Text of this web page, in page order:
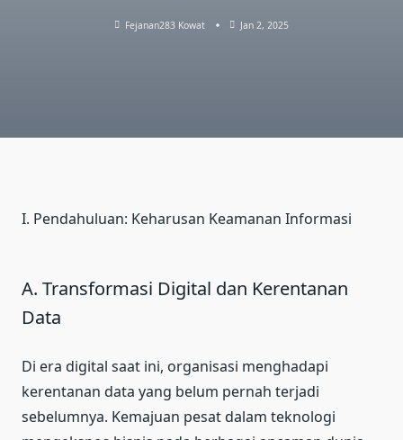
Fejanan283 Kowat Jan 2, 2025
I. Pendahuluan: Keharusan Keamanan Informasi
A. Transformasi Digital dan Kerentanan
Data
Di era digital saat ini, organisasi menghadapi
kerentanan data yang belum pernah terjadi
sebelumnya. Kemajuan pesat dalam teknologi